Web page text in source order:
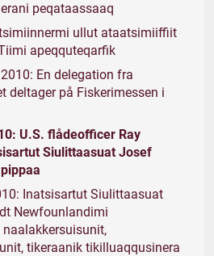
peqataassaaq
ullut ataatsimiiffiit
apeqquteqarfik
En delegation fra
deltager på Fiskerimessen i
U.S. flådeofficer Ray
Siulittaasuat Josef
Inatsisartut Siulittaasuat
Newfounlandimi
tikeraanik tikilluaqqusinera